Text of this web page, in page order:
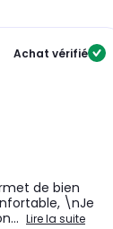
Achat vérifié
de bien
\nJe
Lire la suite